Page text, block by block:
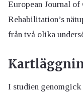
European Journal
Rehabilitation’s
från två olika
I studien genomgick